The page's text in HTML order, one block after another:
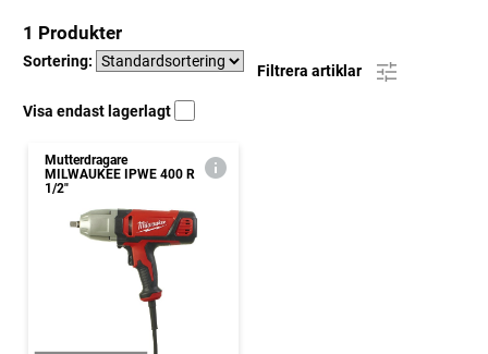
1 Produkter
Sortering:
Filtrera artiklar
Visa endast lagerlagt
Mutterdragare
MILWAUKEE IPWE 400 R
1/2"